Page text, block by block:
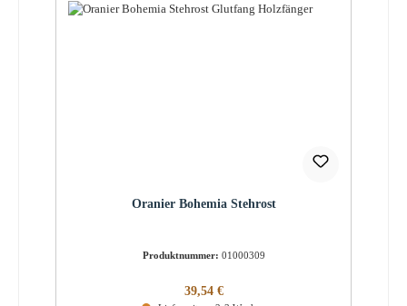
Oranier Bohemia Stehrost
Produktnummer: 01000309
Regulärer Preis:
39,54 €